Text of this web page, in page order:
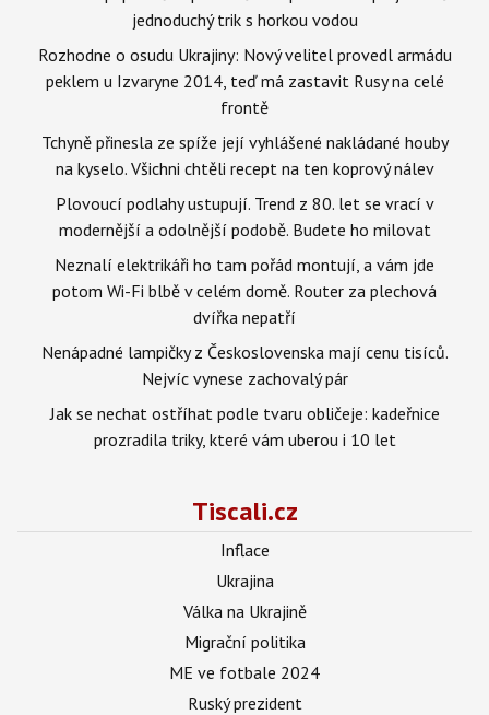
jednoduchý trik s horkou vodou
Rozhodne o osudu Ukrajiny: Nový velitel provedl armádu
peklem u Izvaryne 2014, teď má zastavit Rusy na celé
frontě
Tchyně přinesla ze spíže její vyhlášené nakládané houby
na kyselo. Všichni chtěli recept na ten koprový nálev
Plovoucí podlahy ustupují. Trend z 80. let se vrací v
modernější a odolnější podobě. Budete ho milovat
Neznalí elektrikáři ho tam pořád montují, a vám jde
potom Wi-Fi blbě v celém domě. Router za plechová
dvířka nepatří
Nenápadné lampičky z Československa mají cenu tisíců.
Nejvíc vynese zachovalý pár
Jak se nechat ostříhat podle tvaru obličeje: kadeřnice
prozradila triky, které vám uberou i 10 let
Tiscali.cz
Inflace
Ukrajina
Válka na Ukrajině
Migrační politika
ME ve fotbale 2024
Ruský prezident